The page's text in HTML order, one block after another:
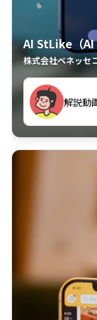
AI StLike（AI
株式会社ベネッセ
古文漢
のに非
解説動